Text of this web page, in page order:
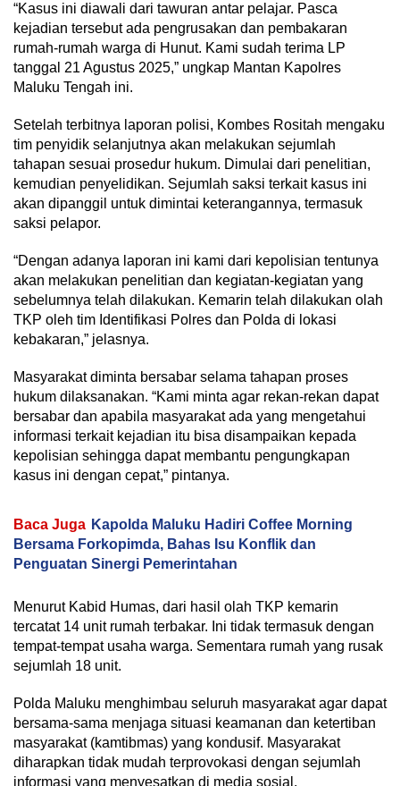
“Kasus ini diawali dari tawuran antar pelajar. Pasca
kejadian tersebut ada pengrusakan dan pembakaran
rumah-rumah warga di Hunut. Kami sudah terima LP
tanggal 21 Agustus 2025,” ungkap Mantan Kapolres
Maluku Tengah ini.
Setelah terbitnya laporan polisi, Kombes Rositah mengaku
tim penyidik selanjutnya akan melakukan sejumlah
tahapan sesuai prosedur hukum. Dimulai dari penelitian,
kemudian penyelidikan. Sejumlah saksi terkait kasus ini
akan dipanggil untuk dimintai keterangannya, termasuk
saksi pelapor.
“Dengan adanya laporan ini kami dari kepolisian tentunya
akan melakukan penelitian dan kegiatan-kegiatan yang
sebelumnya telah dilakukan. Kemarin telah dilakukan olah
TKP oleh tim Identifikasi Polres dan Polda di lokasi
kebakaran,” jelasnya.
Masyarakat diminta bersabar selama tahapan proses
hukum dilaksanakan. “Kami minta agar rekan-rekan dapat
bersabar dan apabila masyarakat ada yang mengetahui
informasi terkait kejadian itu bisa disampaikan kepada
kepolisian sehingga dapat membantu pengungkapan
kasus ini dengan cepat,” pintanya.
Baca Juga Kapolda Maluku Hadiri Coffee Morning
Bersama Forkopimda, Bahas Isu Konflik dan
Penguatan Sinergi Pemerintahan
Menurut Kabid Humas, dari hasil olah TKP kemarin
tercatat 14 unit rumah terbakar. Ini tidak termasuk dengan
tempat-tempat usaha warga. Sementara rumah yang rusak
sejumlah 18 unit.
Polda Maluku menghimbau seluruh masyarakat agar dapat
bersama-sama menjaga situasi keamanan dan ketertiban
masyarakat (kamtibmas) yang kondusif. Masyarakat
diharapkan tidak mudah terprovokasi dengan sejumlah
informasi yang menyesatkan di media sosial.